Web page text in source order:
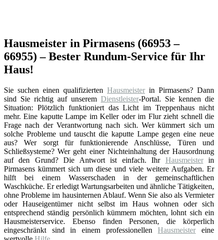
Hausmeister in Pirmasens (66953 –
66955) – Bester Rundum-Service für Ihr
Haus!
Sie suchen einen qualifizierten Hausmeister in Pirmasens? Dann
sind Sie richtig auf unserem Dienstleister-Portal. Sie kennen die
Situation: Plötzlich funktioniert das Licht im Treppenhaus nicht
mehr. Eine kaputte Lampe im Keller oder im Flur zieht schnell die
Frage nach der Verantwortung nach sich. Wer kümmert sich um
solche Probleme und tauscht die kaputte Lampe gegen eine neue
aus? Wer sorgt für funktionierende Anschlüsse, Türen und
Schließsysteme? Wer geht einer Nichteinhaltung der Hausordnung
auf den Grund? Die Antwort ist einfach. Ihr Hausmeisterin
Pirmasens kümmert sich um diese und viele weitere Aufgaben. Er
hilft bei einem Wasserschaden in der gemeinschaftlichen
Waschküche. Er erledigt Wartungsarbeiten und ähnliche Tätigkeiten,
ohne Probleme im hausinternen Ablauf. Wenn Sie also als Vermieter
oder Hauseigentümer nicht selbst im Haus wohnen oder sich
entsprechend ständig persönlich kümmern möchten, lohnt sich ein
Hausmeisterservice. Ebenso finden Personen, die körperlich
eingeschränkt sind in einem professionellenHausmeister eine